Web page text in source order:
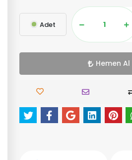
Adet
Hemen Al